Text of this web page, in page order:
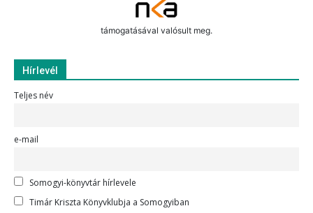
támogatásával valósult meg.
Hírlevél
Teljes név
e-mail
Somogyi-könyvtár hírlevele
Timár Kriszta Könyvklubja a Somogyiban